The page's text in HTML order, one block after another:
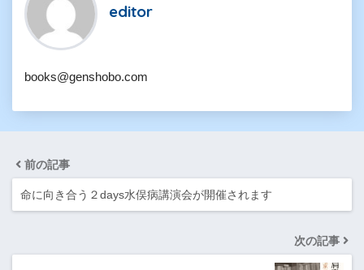
editor
books@genshobo.com
前の記事
命に向き合う２days水俣病講演会が開催されます
次の記事